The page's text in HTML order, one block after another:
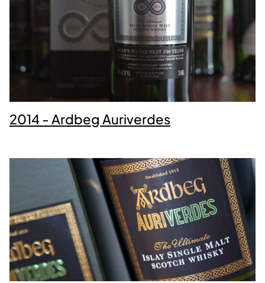
2014 - Ardbeg Auriverdes